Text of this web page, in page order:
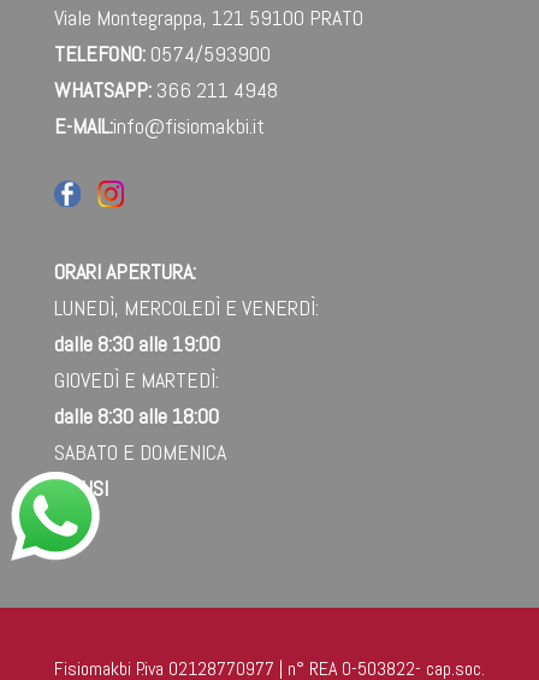
Viale Montegrappa, 121 59100 PRATO
TELEFONO: 0574/593900
WHATSAPP: 366 211 4948‬
E-MAIL:info@fisiomakbi.it
ORARI APERTURA:
LUNEDÌ, MERCOLEDÌ E VENERDÌ:
dalle 8:30 alle 19:00
GIOVEDÌ E MARTEDÌ:
dalle 8:30 alle 18:00
SABATO E DOMENICA
CHIUSI
Fisiomakbi P.iva 02128770977 | n° REA O-503822- cap.soc.